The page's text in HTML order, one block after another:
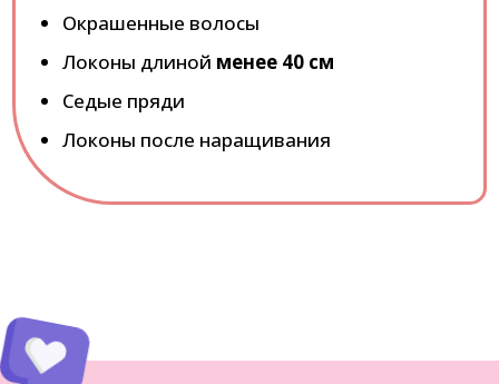
Окрашенные волосы
Локоны длиной менее 40 см
Седые пряди
Локоны после наращивания